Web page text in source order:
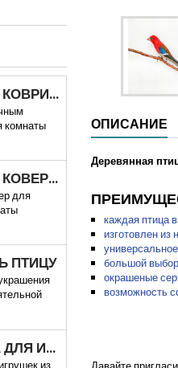
ДЕТСКИЙ КОВРИК ПУТЬ ПО ГОРОДУ 3D
комнаты
ДЕТСКИЙ КОВЕР ЛИЦИ И ЖЕЛЕЗНОДОРОЖНЫЕ ПУТИ
для
ПТИЦУ
КОРЗИНА ДЛЯ ИГРУШЕК МИШКА КАРЛ
из
ОПИСАНИЕ
Деревянная
каждая птица
изготовлен
большой
окрашеные
возможность